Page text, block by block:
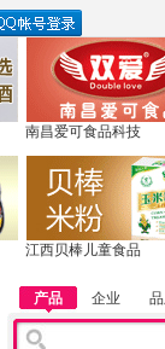
南昌爱可食品科技
江西贝棒儿童食品
产品 企业